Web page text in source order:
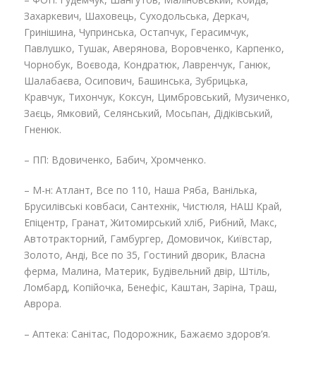
Захаркевич, Шаховець, Суходольська, Деркач,
Гринішина, Чупринська, Остапчук, Герасимчук,
Павлушко, Тушак, Аверянова, Воровченко, Карпенко,
Чорнобук, Воєвода, Кондратюк, Лавренчук, Ганюк,
Шалабаєва, Осипович, Башинська, Зубрицька,
Кравчук, Тихончук, Коксун, Цимбровський, Музиченко,
Заєць, Ямковий, Селянський, Мосьпан, Дідіківський,
Гненюк.
– ПП: Вдовиченко, Бабич, Хромченко.
– М-н: Атлант, Все по 110, Наша Ряба, Ванілька,
Брусилівські ковбаси, Сантехнік, Чистюля, НАШ Край,
Епіцентр, Гранат, Житомирський хліб, Рибний, Макс,
Автотракторний, Гамбургер, Домовичок, Київстар,
Золото, Анді, Все по 35, Гостиний дворик, Власна
ферма, Малина, Материк, Будівельний двір, Штіль,
Ломбард, Копійочка, Бенефіс, Каштан, Заріна, Траш,
Аврора.
– Аптека: Санітас, Подорожник, Бажаємо здоров’я.